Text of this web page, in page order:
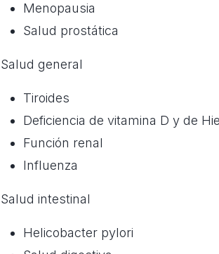
Menopausia
Salud prostática
Salud general
Tiroides
Deficiencia de vitamina D y de
Función renal
Influenza
Salud intestinal
Helicobacter pylori